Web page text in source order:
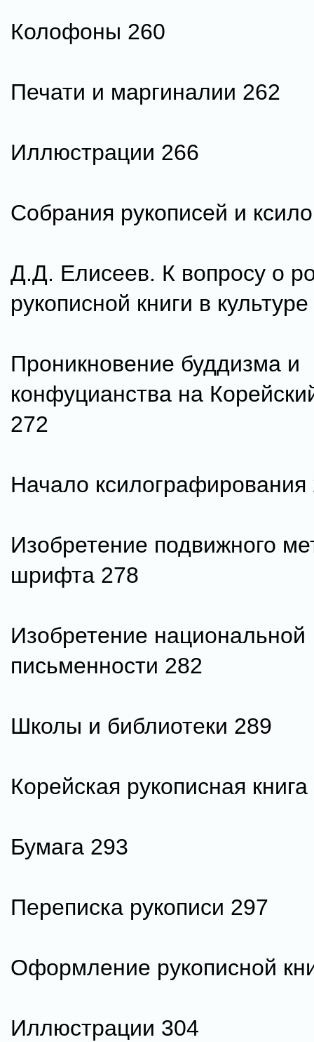
Колофоны 260
Печати и маргиналии 262
Иллюстрации 266
Собрания рукописей и
Д.Д. Елисеев. К вопросу о
рукописной книги в
Проникновение буддизма и
конфуцианства на
272
Начало ксилографирования
Изобретение подвижного
шрифта 278
Изобретение национальной
письменности 282
Школы и библиотеки 289
Корейская рукописная
Бумага 293
Переписка рукописи 297
Оформление рукописной
Иллюстрации 304